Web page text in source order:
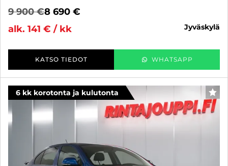
9 900 €8 690 €
alk. 141 € / kk
jyväskylä
KATSO TIEDOT WHATSAPP
6 kk korotonta ja kulutonta